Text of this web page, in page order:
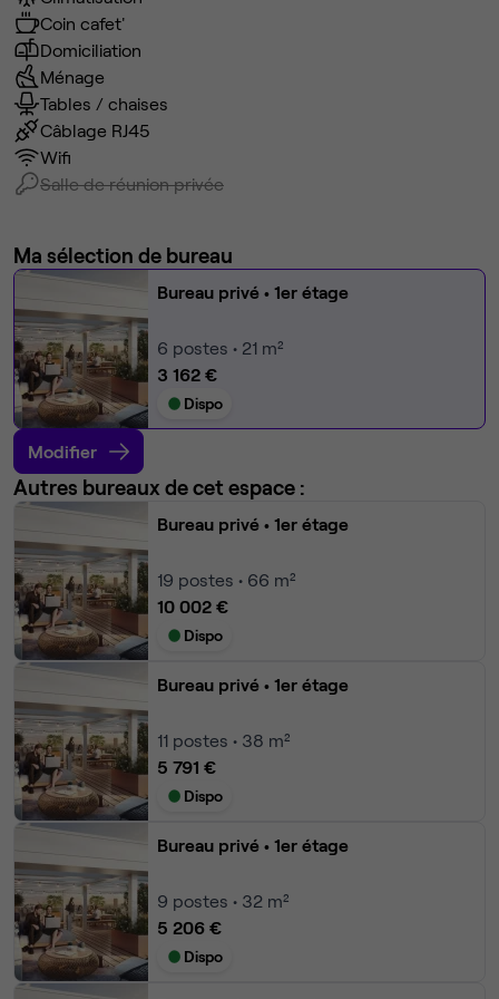
Coin cafet'
Domiciliation
Ménage
Tables / chaises
Câblage RJ45
Wifi
Salle de réunion privée
Ma sélection de bureau
Bureau privé • 1er étage
6 postes • 21 m²
3 162 €
Dispo
Modifier
Autres bureaux de cet espace :
Bureau privé • 1er étage
19 postes • 66 m²
10 002 €
Dispo
Bureau privé • 1er étage
11 postes • 38 m²
5 791 €
Dispo
Bureau privé • 1er étage
9 postes • 32 m²
5 206 €
Dispo